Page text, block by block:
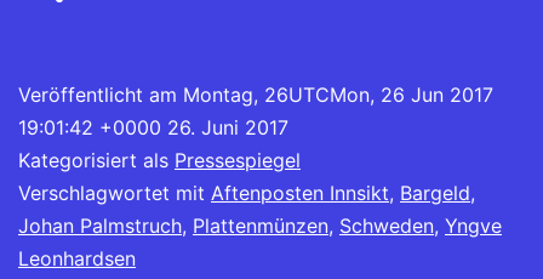
Veröffentlicht am Montag, 26UTCMon, 26 Jun 2017
19:01:42 +0000 26. Juni 2017
Kategorisiert als Pressespiegel
Verschlagwortet mit Aftenposten Innsikt, Bargeld,
Johan Palmstruch, Plattenmünzen, Schweden, Yngve
Leonhardsen